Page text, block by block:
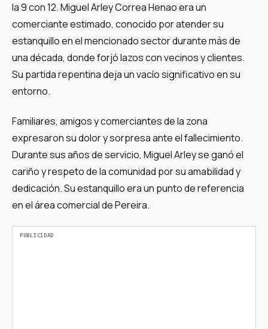
la 9 con 12. Miguel Arley Correa Henao era un
comerciante estimado, conocido por atender su
estanquillo en el mencionado sector durante más de
una década, donde forjó lazos con vecinos y clientes.
Su partida repentina deja un vacío significativo en su
entorno.
Familiares, amigos y comerciantes de la zona
expresaron su dolor y sorpresa ante el fallecimiento.
Durante sus años de servicio, Miguel Arley se ganó el
cariño y respeto de la comunidad por su amabilidad y
dedicación. Su estanquillo era un punto de referencia
en el área comercial de Pereira.